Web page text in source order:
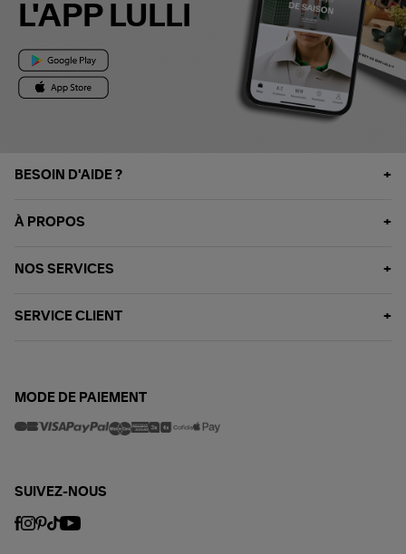
L'APP LULLI
BESOIN D'AIDE ?
À PROPOS
NOS SERVICES
SERVICE CLIENT
MODE DE PAIEMENT
SUIVEZ-NOUS